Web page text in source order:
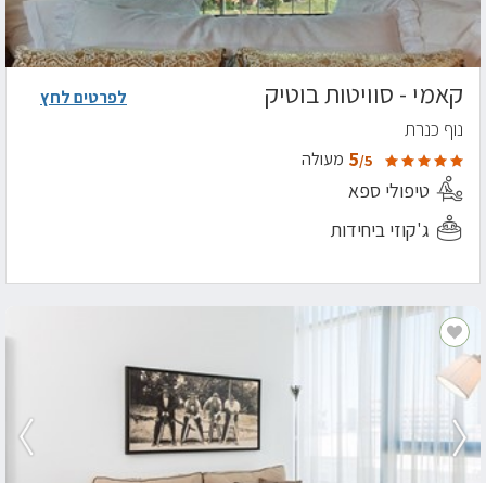
קאמי - סוויטות בוטיק
נוף כנרת
5/5 מעולה
טיפולי ספא
ג'קוזי ביחידות
לפרטים לחץ